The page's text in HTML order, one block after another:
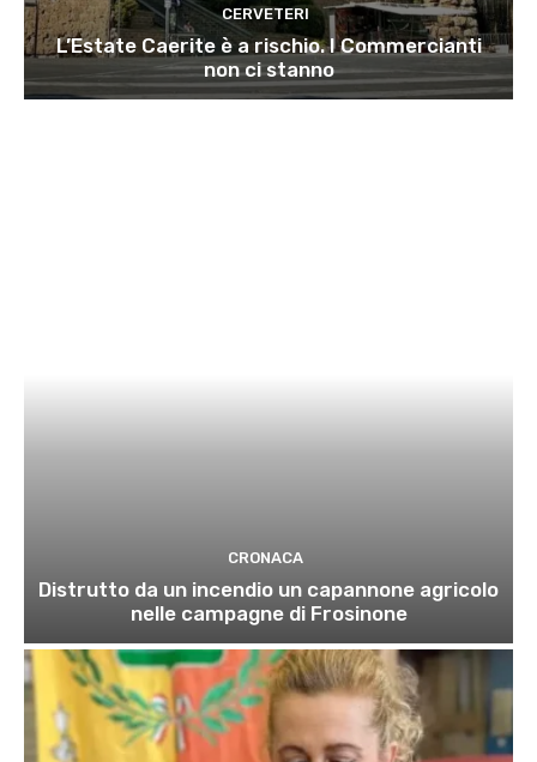
CERVETERI
L’Estate Caerite è a rischio. I Commercianti
non ci stanno
CRONACA
Distrutto da un incendio un capannone agricolo
nelle campagne di Frosinone